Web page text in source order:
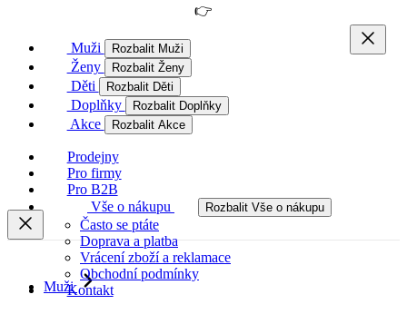
👉
Muži Rozbalit Muži
Ženy Rozbalit Ženy
Děti Rozbalit Děti
Doplňky Rozbalit Doplňky
Akce Rozbalit Akce
Prodejny
Pro firmy
Pro B2B
Vše o nákupu
Rozbalit Vše o nákupu
Často se ptáte
Doprava a platba
Vrácení zboží a reklamace
Obchodní podmínky
Kontakt
Muži